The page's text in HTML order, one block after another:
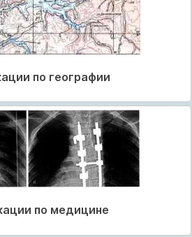
по географии
по медицине